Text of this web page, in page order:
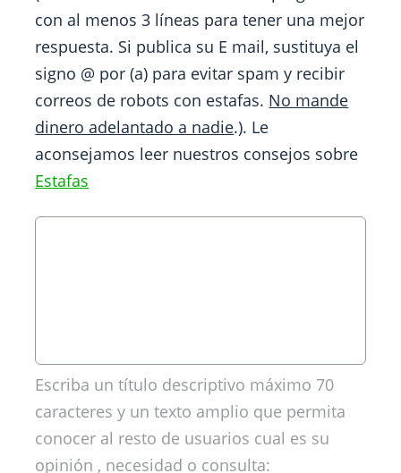
con al menos 3 líneas para tener una mejor
respuesta. Si publica su E mail, sustituya el
signo @ por (a) para evitar spam y recibir
correos de robots con estafas. No mande
dinero adelantado a nadie.). Le
aconsejamos leer nuestros consejos sobre
Estafas
Escriba un título descriptivo máximo 70
caracteres y un texto amplio que permita
conocer al resto de usuarios cual es su
opinión , necesidad o consulta: